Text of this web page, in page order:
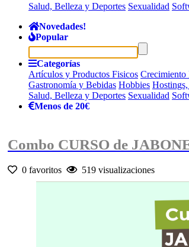
Salud, Belleza y Deportes Sexualidad
Novedades!
Popular
Categorías
Artículos y Productos Fisicos Crecimiento
Gastronomía y Bebidas Hobbies
Salud, Belleza y Deportes Sexualidad
Menos de 20€
Combo CURSO de
0 favoritos 519 visualizaciones